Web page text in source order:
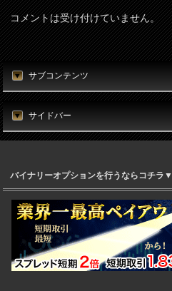
コメントは受け付けていません。
サブコンテンツ
サイドバー
バイナリーオプションを行うならコチラ▼